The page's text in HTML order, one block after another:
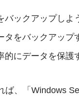
ックアップしよ
をバックアップ
にデータを保護
、「Windows